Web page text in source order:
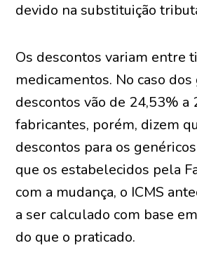
devido na substituição
Os descontos variam entre
medicamentos. No caso
descontos vão de 24,53% a
fabricantes, porém, dizem
descontos para os
que os estabelecidos pela
com a mudança, o ICMS
a ser calculado com base
do que o praticado.